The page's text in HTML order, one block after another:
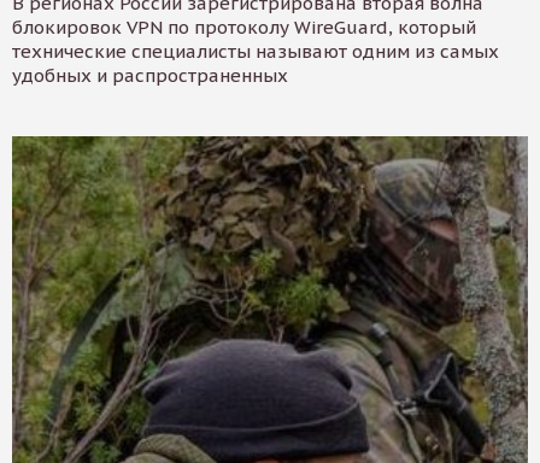
блокировок VPN по протоколу WireGuard, который
технические специалисты называют одним из самых
удобных и распространенных